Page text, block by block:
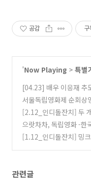
공감 구
'Now Playing > 특별
[04.23] 배우 이응재 추
서울독립영화제 순회
0주년 특별) (0)
[2.12_인디돌잔치] 두
으랏차차, 독립영화 -한
해의 독립영화 7선" 특
[1.12_인디돌잔치] 밍
관련글